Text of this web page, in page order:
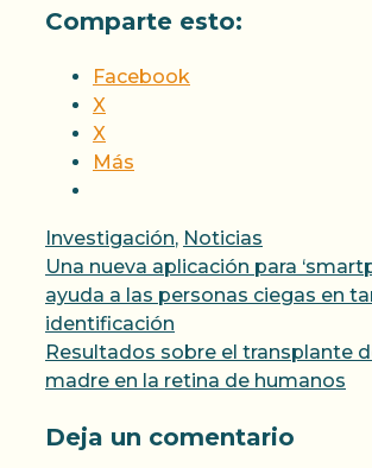
Comparte esto:
Facebook
X
X
Más
Categorías
Investigación, Noticias
Una nueva aplicación para
ayuda a las personas ciegas en
identificación
Resultados sobre el transplante
madre en la retina de humanos
Deja un comentario